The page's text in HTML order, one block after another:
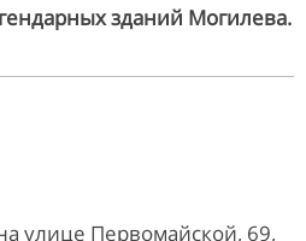
зданий Могилева.
улице Первомайской, 69,